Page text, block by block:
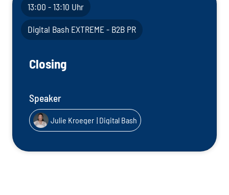
13:00 - 13:10 Uhr
Digital Bash EXTREME - B2B PR
Closing
Speaker
Julie Kroeger | Digital Bash